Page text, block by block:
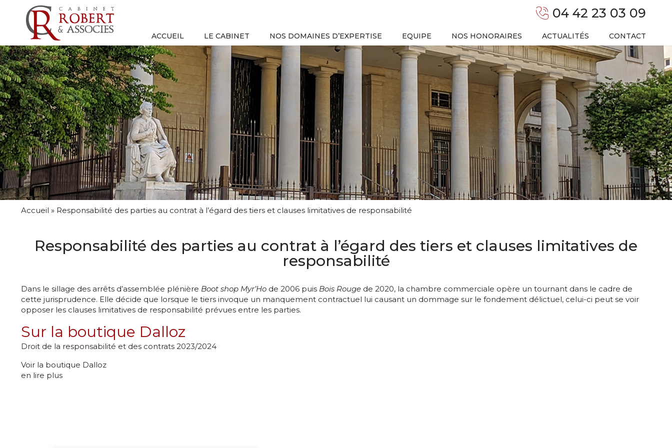
04 42 23 03 09
ACCUEIL LE CABINET NOS DOMAINES D’EXPERTISE EQUIPE NOS HONORAIRES ACTUALITÉS CONTACT
Accueil » Responsabilité des parties au contrat à l’égard des tiers et clauses limitatives de responsabilité
Responsabilité des parties au contrat à l’égard des tiers et clauses limitatives de
responsabilité
Dans le sillage des arrêts d’assemblée plénière Boot shop Myr’Ho de 2006 puis Bois Rouge de 2020, la chambre commerciale opère un tournant dans le cadre de
cette jurisprudence. Elle décide que lorsque le tiers invoque un manquement contractuel lui causant un dommage sur le fondement délictuel, celui-ci peut se voir
opposer les clauses limitatives de responsabilité prévues entre les parties.
Sur la boutique Dalloz
Droit de la responsabilité et des contrats 2023/2024
Voir la boutique Dalloz
en lire plus